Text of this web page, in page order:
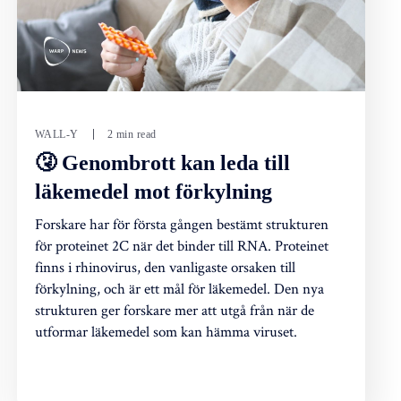
WALL-Y 2 min read
🤧 Genombrott kan leda till
läkemedel mot förkylning
Forskare har för första gången bestämt strukturen
för proteinet 2C när det binder till RNA. Proteinet
finns i rhinovirus, den vanligaste orsaken till
förkylning, och är ett mål för läkemedel. Den nya
strukturen ger forskare mer att utgå från när de
utformar läkemedel som kan hämma viruset.